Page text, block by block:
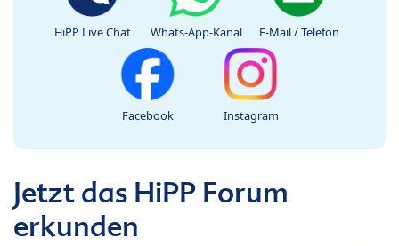
HiPP Live Chat Whats-App-Kanal E-Mail / Telefon
Facebook Instagram
Jetzt das HiPP Forum
erkunden